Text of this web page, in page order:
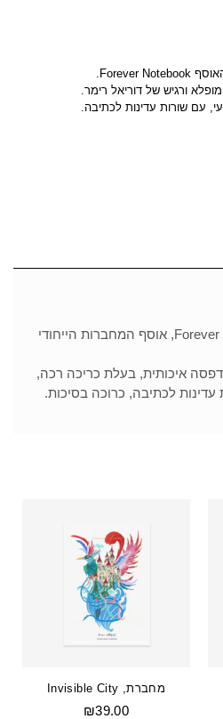
ורגיש של דוריאל רימר
עם שורות עדינות לכתיבה
אוסף המחברות הייחודי
איכותית, בעלת כריכה רכה,
עדינות לכתיבה, כרוכה בסיכות.
מחברת, Invisible City
₪39.00